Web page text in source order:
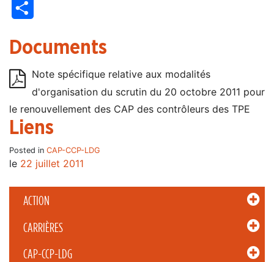
ACTION
CARRIÈRES
CAP-CCP-LDG
Documents
Note spécifique relative aux modalités
d'organisation du scrutin du 20 octobre 2011 pour
le renouvellement des CAP des contrôleurs des TPE
Liens
Posted in CAP-CCP-LDG
le 22 juillet 2011